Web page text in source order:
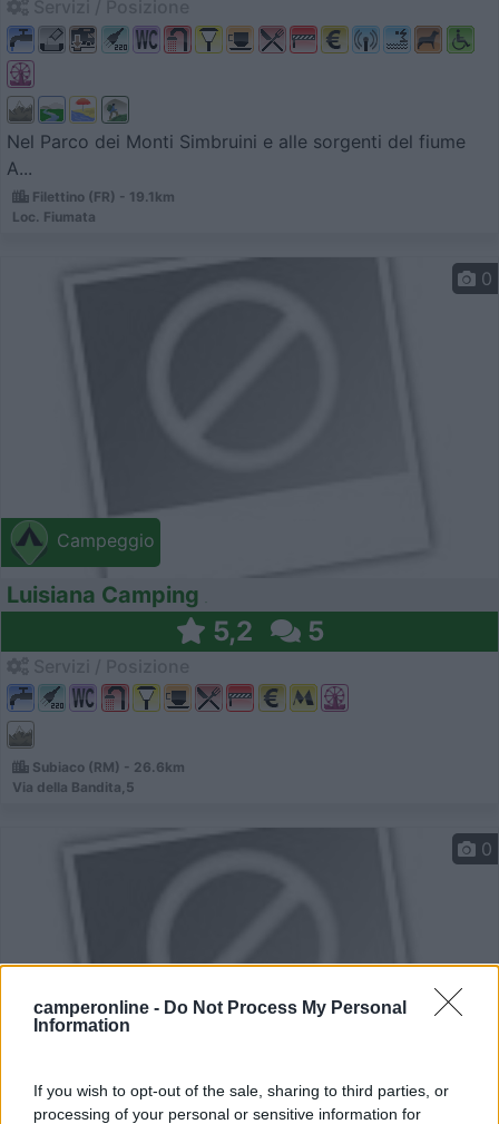
camperonline - Do Not Process My Personal
Information
If you wish to opt-out of the sale, sharing to third parties, or
processing of your personal or sensitive information for
Nel Parco dei Monti Simbruini e alle sorgenti del fiume
A...
Filettino (FR) - 19.1km
Loc. Fiumata
Campeggio
0
Luisiana Camping
5,2 5
Subiaco (RM) - 26.6km
Via della Bandita,5
Campeggio
0